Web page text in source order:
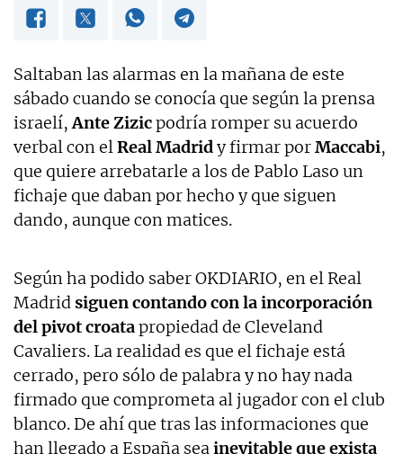
Saltaban las alarmas en la mañana de este
sábado cuando se conocía que según la prensa
israelí,Ante Zizicpodría romper su acuerdo
verbal con elReal Madridy firmar porMaccabi,
que quiere arrebatarle a los de Pablo Laso un
fichaje que daban por hecho y que siguen
dando, aunque con matices.
Según ha podido saber OKDIARIO, en el Real
Madridsiguen contando con la incorporación
del pivot croatapropiedad de Cleveland
Cavaliers. La realidad es que el fichaje está
cerrado, pero sólo de palabra y no hay nada
firmado que comprometa al jugador con el club
blanco. De ahí que tras las informaciones que
han llegado a España seainevitable que exista